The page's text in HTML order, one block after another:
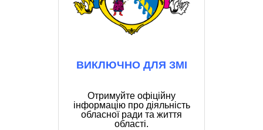
ВИКЛЮЧНО ДЛЯ ЗМІ
Отримуйте офіційну
інформацію про діяльність
обласної ради та життя
області.